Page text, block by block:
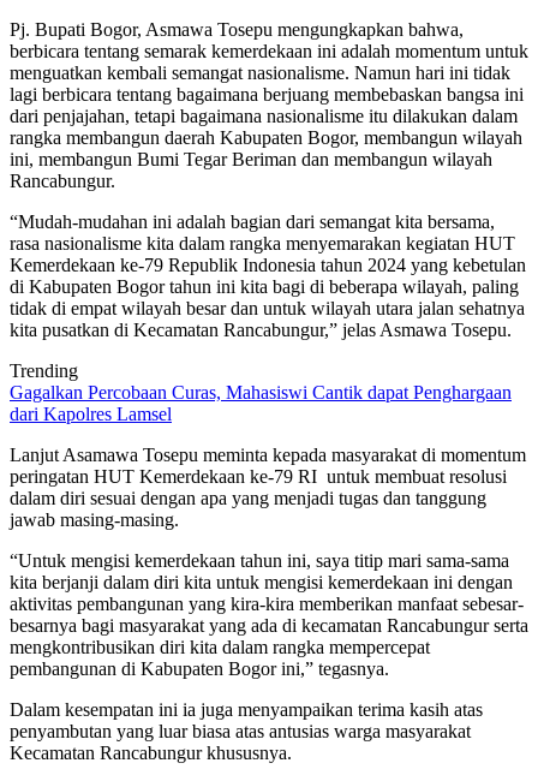
Pj. Bupati Bogor, Asmawa Tosepu mengungkapkan bahwa,
berbicara tentang semarak kemerdekaan ini adalah momentum untuk
menguatkan kembali semangat nasionalisme. Namun hari ini tidak
lagi berbicara tentang bagaimana berjuang membebaskan bangsa ini
dari penjajahan, tetapi bagaimana nasionalisme itu dilakukan dalam
rangka membangun daerah Kabupaten Bogor, membangun wilayah
ini, membangun Bumi Tegar Beriman dan membangun wilayah
Rancabungur.
“Mudah-mudahan ini adalah bagian dari semangat kita bersama,
rasa nasionalisme kita dalam rangka menyemarakan kegiatan HUT
Kemerdekaan ke-79 Republik Indonesia tahun 2024 yang kebetulan
di Kabupaten Bogor tahun ini kita bagi di beberapa wilayah, paling
tidak di empat wilayah besar dan untuk wilayah utara jalan sehatnya
kita pusatkan di Kecamatan Rancabungur,” jelas Asmawa Tosepu.
Trending
Gagalkan Percobaan Curas, Mahasiswi Cantik dapat Penghargaan
dari Kapolres Lamsel
Lanjut Asamawa Tosepu meminta kepada masyarakat di momentum
peringatan HUT Kemerdekaan ke-79 RI untuk membuat resolusi
dalam diri sesuai dengan apa yang menjadi tugas dan tanggung
jawab masing-masing.
“Untuk mengisi kemerdekaan tahun ini, saya titip mari sama-sama
kita berjanji dalam diri kita untuk mengisi kemerdekaan ini dengan
aktivitas pembangunan yang kira-kira memberikan manfaat sebesar-
besarnya bagi masyarakat yang ada di kecamatan Rancabungur serta
mengkontribusikan diri kita dalam rangka mempercepat
pembangunan di Kabupaten Bogor ini,” tegasnya.
Dalam kesempatan ini ia juga menyampaikan terima kasih atas
penyambutan yang luar biasa atas antusias warga masyarakat
Kecamatan Rancabungur khususnya.